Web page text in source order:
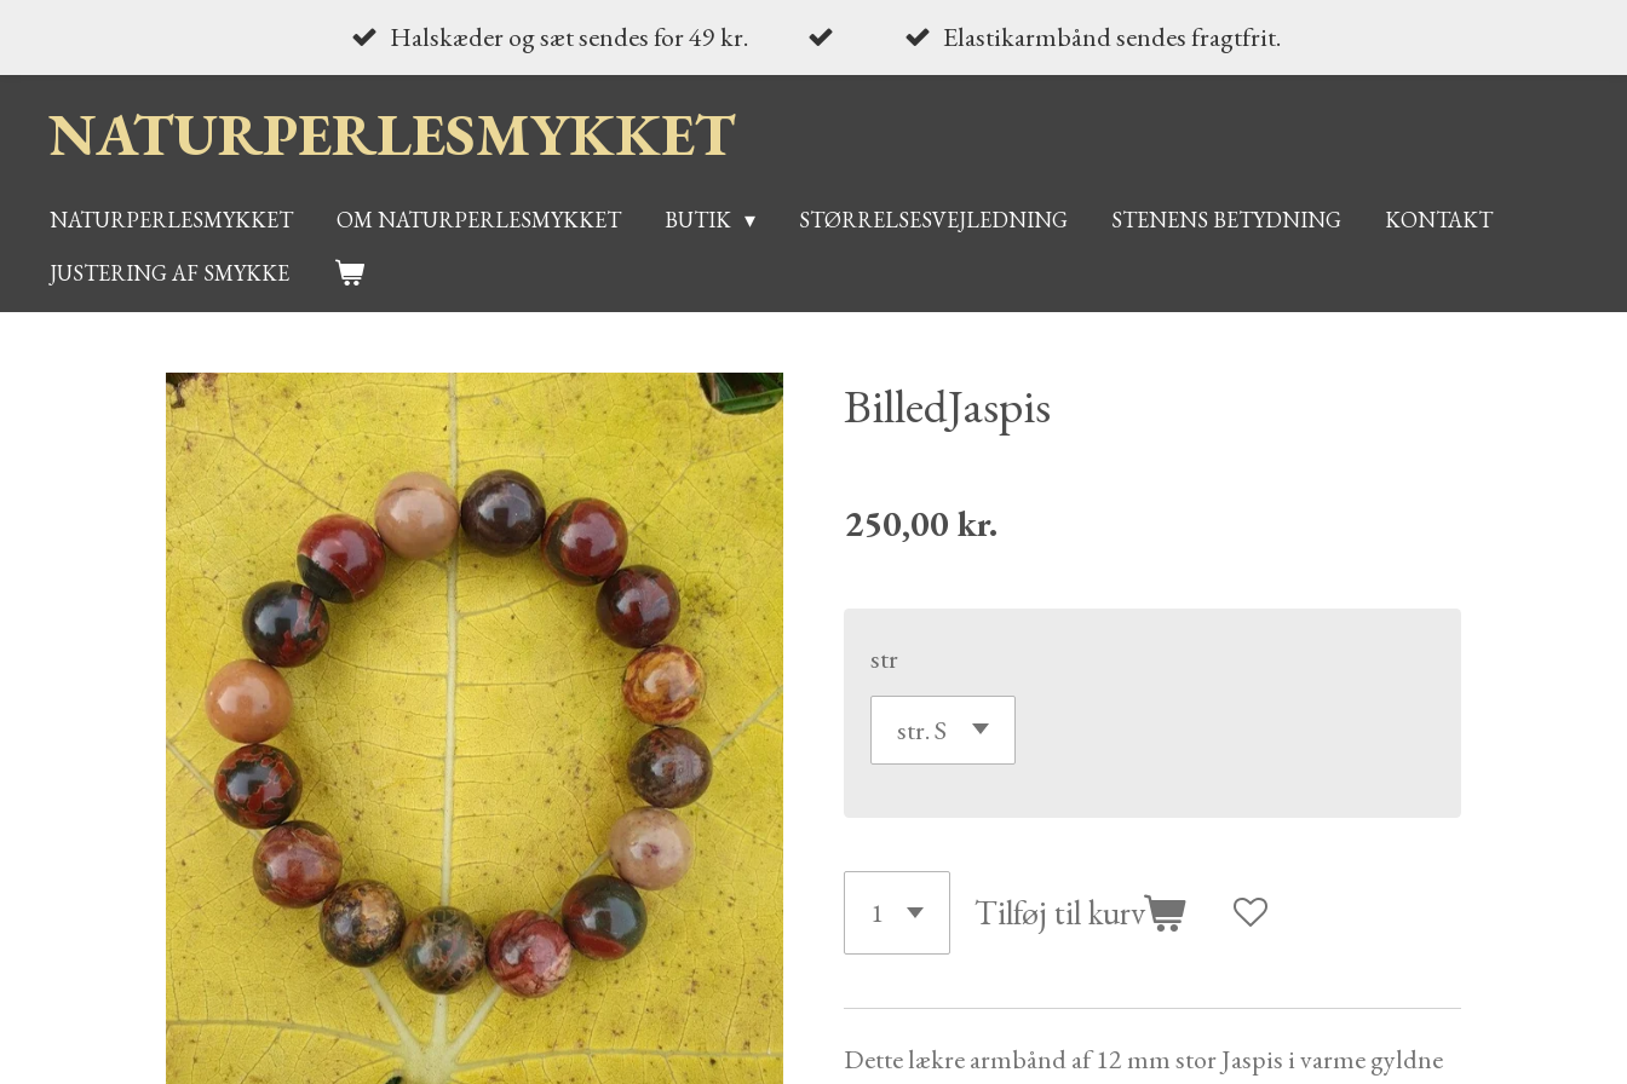
til
hovedindhold
Halskæder og sæt sendes for 49 kr. Elastikarmbånd sendes fragtfrit.
NATURPERLESMYKKET
NATURPERLESMYKKET OM NATURPERLESMYKKET BUTIK STØRRELSESVEJLEDNING STENENS BETYDNING
KONTAKT
JUSTERING AF SMYKKE
BilledJaspis
250,00 kr.
str
Tilføj til kurv
Dette lækre armbånd af 12 mm stor Jaspis i varme gyldne